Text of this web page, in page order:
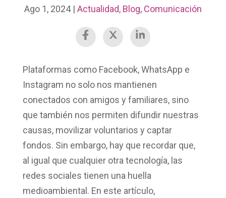
Ago 1, 2024| Actualidad, Blog, Comunicación
Plataformas como Facebook, WhatsApp e
Instagram no solo nos mantienen
conectados con amigos y familiares, sino
que también nos permiten difundir nuestras
causas, movilizar voluntarios y captar
fondos. Sin embargo, hay que recordar que,
al igual que cualquier otra tecnología,las
redes sociales tienen una huella
medioambiental . En este artículo,